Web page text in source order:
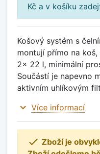
Kč a v košíku
Košový systém s
montují přímo na
2x 22 l, minimální
Součástí je napevno
aktivním uhlíkovým
expand_more Více informací
 Zboží je